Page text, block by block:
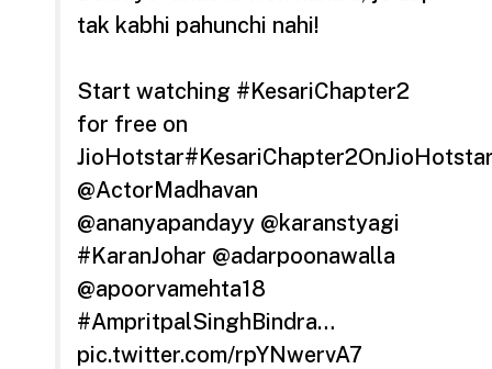
tak kabhi pahunchi nahi!
Start watching #KesariChapter2
for free on
JioHotstar
@ActorMadhavan
@ananyapandayy @karanstyagi
#KaranJohar @adarpoonawalla
@apoorvamehta18
#AmpritpalSinghBindra…
pic.twitter.com/rpYNwervA7